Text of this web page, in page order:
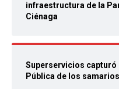
infraestructura de la
Ciénaga
Superservicios capturó
Pública de los